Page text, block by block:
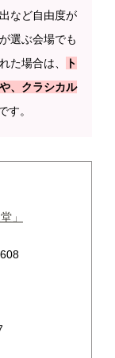
など自由度が
選ぶ会場でも
た場合は、
ト
、クラシカル
す。
」